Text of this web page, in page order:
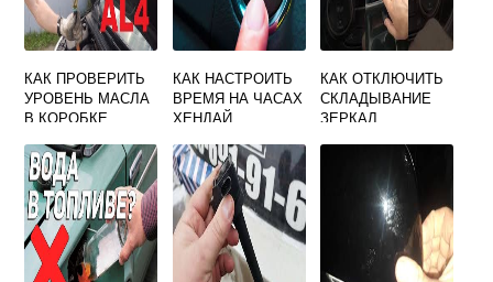
КАК ПРОВЕРИТЬ
УРОВЕНЬ МАСЛА
В КОРОБКЕ
СИТРОЕН
БЕРЛИНГО
КАК НАСТРОИТЬ
ВРЕМЯ НА ЧАСАХ
ХЕНДАЙ
КАК ОТКЛЮЧИТЬ
СКЛАДЫВАНИЕ
ЗЕРКАЛ
АУТЛЕНДЕР 3